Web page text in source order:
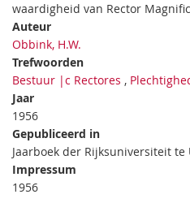
waardigheid van Rector
Auteur
Obbink, H.W.
Trefwoorden
Bestuur |c Rectores ,
Jaar
1956
Gepubliceerd in
Jaarboek der Rijksuniversiteit te
Impressum
1956